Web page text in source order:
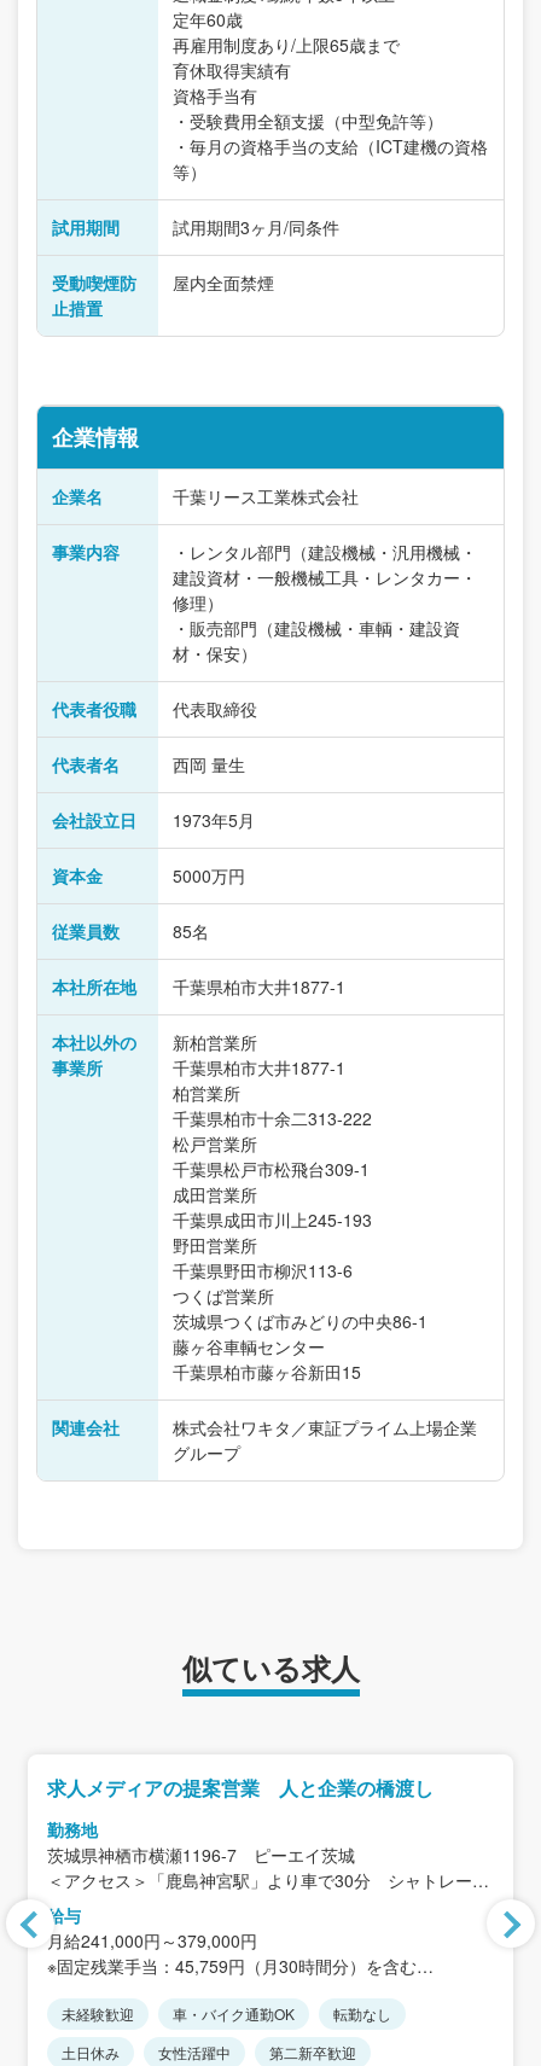
定年60歳
再雇用制度あり/上限65歳まで
育休取得実績有
資格手当有
・受験費用全額支援（中型免許等）
・毎月の資格手当の支給（ICT建機の資格
等）
試用期間 試用期間3ヶ月/同条件
受動喫煙防
止措置
屋内全面禁煙
企業情報
企業名 千葉リース工業株式会社
事業内容
・レンタル部門（建設機械・汎用機械・
建設資材・一般機械工具・レンタカー・
修理）
・販売部門（建設機械・車輌・建設資
材・保安）
代表者役職 代表取締役
代表者名 西岡 量生
会社設立日 1973年5月
資本金 5000万円
従業員数 85名
本社所在地 千葉県柏市大井1877-1
本社以外の
事業所
新柏営業所
千葉県柏市大井1877-1
柏営業所
千葉県柏市十余二313-222
松戸営業所
千葉県松戸市松飛台309-1
成田営業所
千葉県成田市川上245-193
野田営業所
千葉県野田市柳沢113-6
つくば営業所
茨城県つくば市みどりの中央86-1
藤ヶ谷車輌センター
千葉県柏市藤ヶ谷新田15
関連会社
株式会社ワキタ／東証プライム上場企業
グループ
似ている求人
求人メディアの提案営業 人と企業の橋渡し
勤務地
茨城県神栖市横瀬1196-7 ピーエイ茨城
＜アクセス＞「鹿島神宮駅」より車で30分 シャトレーゼ
神栖店の近く
※車通勤OK（駐車場完備）
※転勤はありません
給与
月給241,000円～379,000円
※固定残業手当：45,759円（月30時間分）を含む
＜年収例＞
未経験歓迎 車・バイク通勤OK
転勤なし
土日休み
女性活躍中
第二新卒歓迎